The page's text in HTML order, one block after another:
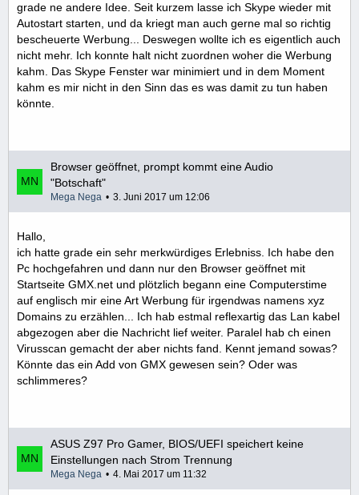
grade ne andere Idee. Seit kurzem lasse ich Skype wieder mit
Autostart starten, und da kriegt man auch gerne mal so richtig
bescheuerte Werbung... Deswegen wollte ich es eigentlich auch
nicht mehr. Ich konnte halt nicht zuordnen woher die Werbung
kahm. Das Skype Fenster war minimiert und in dem Moment
kahm es mir nicht in den Sinn das es was damit zu tun haben
könnte.
Browser geöffnet, prompt kommt eine Audio
"Botschaft"
Mega Nega 3. Juni 2017 um 12:06
Hallo,
ich hatte grade ein sehr merkwürdiges Erlebniss. Ich habe den
Pc hochgefahren und dann nur den Browser geöffnet mit
Startseite GMX.net und plötzlich begann eine Computerstime
auf englisch mir eine Art Werbung für irgendwas namens xyz
Domains zu erzählen... Ich hab estmal reflexartig das Lan kabel
abgezogen aber die Nachricht lief weiter. Paralel hab ch einen
Virusscan gemacht der aber nichts fand. Kennt jemand sowas?
Könnte das ein Add von GMX gewesen sein? Oder was
schlimmeres?
ASUS Z97 Pro Gamer, BIOS/UEFI speichert keine
Einstellungen nach Strom Trennung
Mega Nega 4. Mai 2017 um 11:32